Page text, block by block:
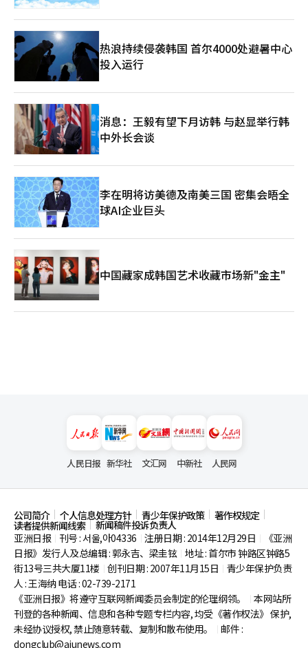
热浪持续侵袭韩国 首尔4000处避暑中心
投入运行
消息：王毅有望下月访韩 与赵显举行韩
中外长会谈
李在明将访美德及南美三国 密集会晤全
球AI企业巨头
中国藏家成韩国艺术收藏市场新"金主"
人民日报 新华社 文汇网 中新社 人民网
公司简介 个人信息处理方针 青少年保护政策 著作权规定
读者提供新闻线索
新闻稿件投诉负责人
亚洲日报
刊号 : 서울,아04336 注册日期 : 2014年12月29日
《亚洲
日报》发行人及总编辑 : 郭永吉、梁圭铉 地址 : 首尔市钟路区钟路5
街13号三共大厦11楼 创刊日期 : 2007年11月15日
青少年保护负责
人 : 王海纳 电话 : 02-739-2171
《亚洲日报》将遵守互联网新闻委员会制定的伦理纲领。
本网站所
刊登的各种新闻、信息和各种专题专栏内容, 均受《著作权法》 保护,
未经协议授权, 禁止随意转载、复制和散布使用。
邮件 :
dongclub@ajunews.com